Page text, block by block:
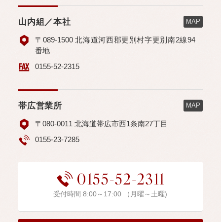
MAP
山内組／本社
〒089-1500 北海道河西郡更別村字更別南2線94
番地
0155-52-2315
MAP
帯広営業所
〒080-0011 北海道帯広市西1条南27丁目
0155-23-7285
0155-52-2311
受付時間 8:00～17:00 （月曜～土曜)